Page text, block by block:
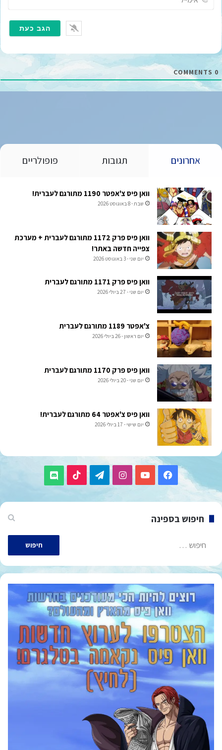
י
ל
0
אחרונים תגובות פופולריים
וואן פיס צ'אפטר 1190 מתורגם לעברית!
שבת - 8 באוגוסט 2026
וואן פיס פרק 1172 מתורגם לעברית + מערכת
צפייה חדשה באתר!
יום שני - 3 באוגוסט 2026
וואן פיס פרק 1171 מתורגם לעברית
יום שני - 27 ביולי 2026
צ'אפטר 1189 מתורגם לעברית
יום ראשון - 26 ביולי 2026
וואן פיס פרק 1170 מתורגם לעברית
יום שני - 20 ביולי 2026
וואן פיס צ'אפטר 64 מתורגם לעברית!
יום שישי - 17 ביולי 2026
Facebook
YouTube
Instagram
Telegram
TikTok
Discord
חיפוש בספינה
חיפוש: